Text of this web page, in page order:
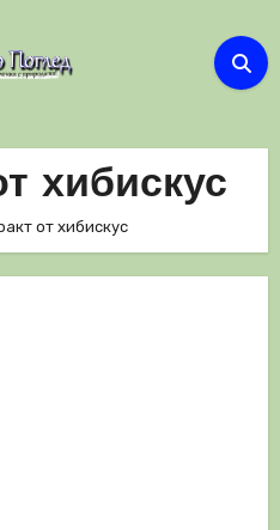
хибискус
от хибискус